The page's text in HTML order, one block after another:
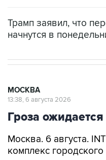
Трамп заявил, что
начнутся в
МОСКВА
13:38, 6 августа 2026
Гроза
Москва. 6 августа.
комплекс городского